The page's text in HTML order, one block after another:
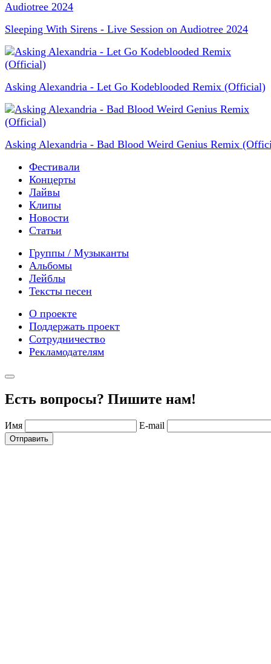
Sleeping With Sirens - Live Session on Audiotree 2024
Asking Alexandria - Let Go Kodeblooded Remix (Official)
Asking Alexandria - Bad Blood Weird Genius Remix
Фестивали
Концерты
Лайвы
Клипы
Новости
Статьи
Группы / Музыканты
Альбомы
Лейблы
Тексты песен
О проекте
Поддержать проект
Сотрудничество
Рекламодателям
Есть вопросы? Пишите нам!
Имя E-mail